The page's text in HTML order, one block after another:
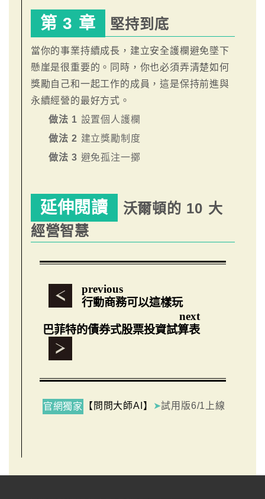
第 3 章 堅持到底
當你的事業持續成長，建立安全護欄避免墜下
懸崖是很重要的。同時，你也必須弄清楚如何
獎勵自己和一起工作的成員，這是保持前進與
永續經營的最好方式。
做法 1 設置個人護欄
做法 2 建立獎勵制度
做法 3 避免孤注一擲
延伸閱讀
沃爾頓的 10 大
經營智慧
previous
行動商務可以這樣玩
next
巴菲特的債券式股票投資試算表
官網獨家 【問問大師AI】 ➤試用版6/1上線